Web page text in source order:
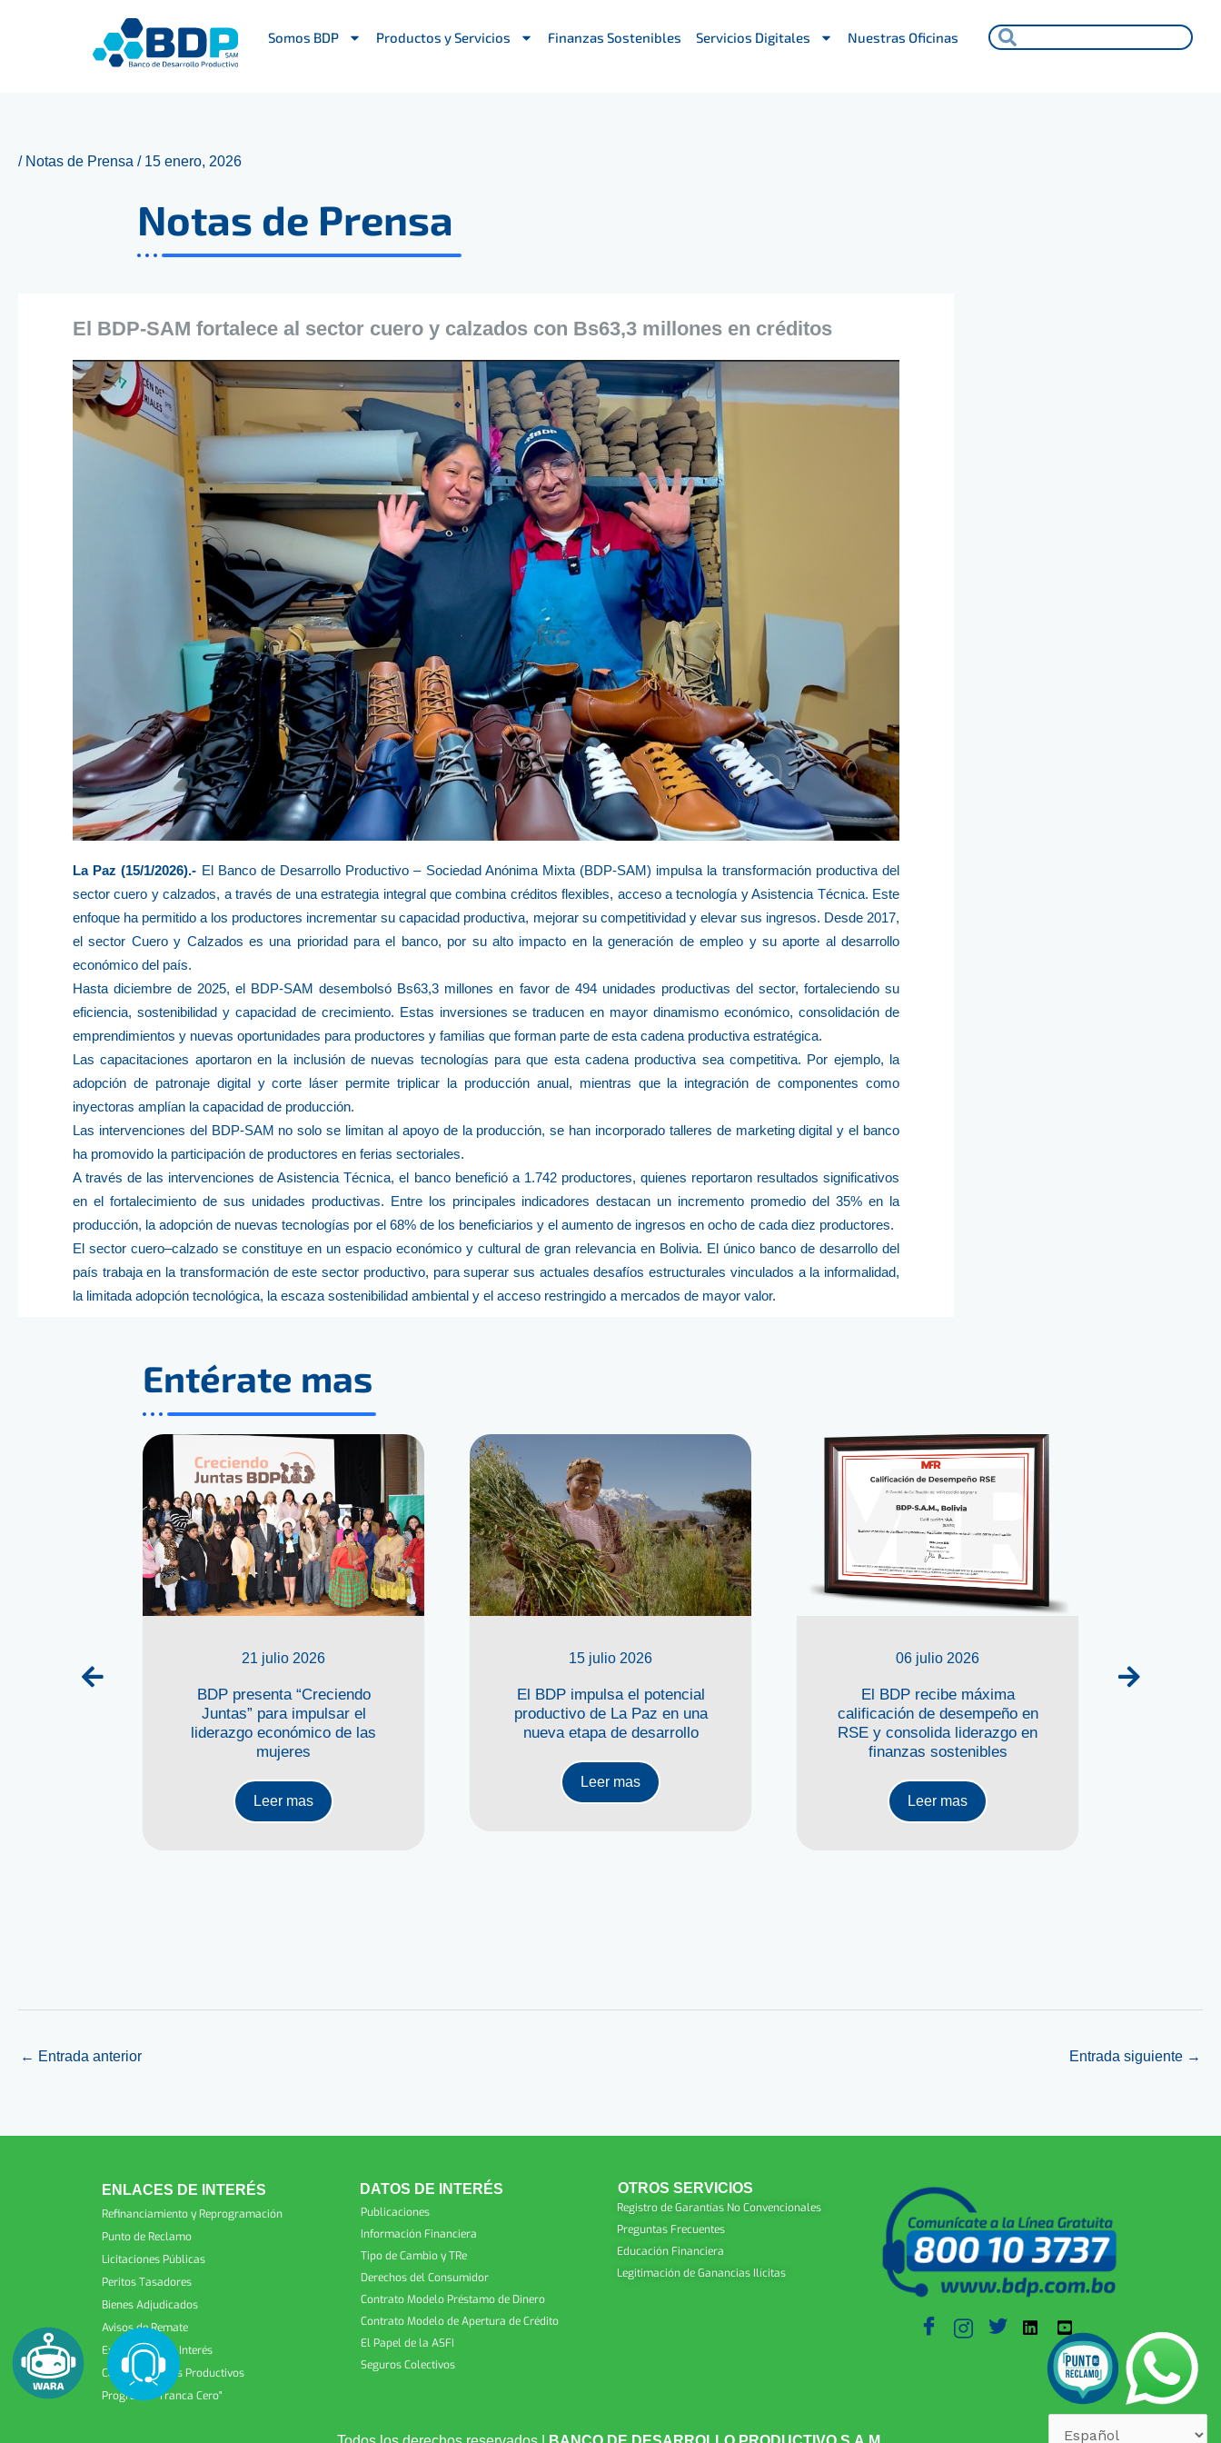
Somos BDP Productos y Servicios Finanzas Sostenibles Servicios Digitales Nuestras Oficinas Search
/ Notas de Prensa / 15 enero, 2026
Notas de Prensa
El BDP-SAM fortalece al sector cuero y calzados con Bs63,3 millones en créditos
La Paz (15/1/2026).- El Banco de Desarrollo Productivo – Sociedad Anónima Mixta (BDP-SAM) impulsa la transformación productiva del
sector cuero y calzados, a través de una estrategia integral que combina créditos flexibles, acceso a tecnología y Asistencia Técnica. Este
enfoque ha permitido a los productores incrementar su capacidad productiva, mejorar su competitividad y elevar sus ingresos. Desde 2017,
el sector Cuero y Calzados es una prioridad para el banco, por su alto impacto en la generación de empleo y su aporte al desarrollo
económico del país.
Hasta diciembre de 2025, el BDP-SAM desembolsó Bs63,3 millones en favor de 494 unidades productivas del sector, fortaleciendo su
eficiencia, sostenibilidad y capacidad de crecimiento. Estas inversiones se traducen en mayor dinamismo económico, consolidación de
emprendimientos y nuevas oportunidades para productores y familias que forman parte de esta cadena productiva estratégica.
Las capacitaciones aportaron en la inclusión de nuevas tecnologías para que esta cadena productiva sea competitiva. Por ejemplo, la
adopción de patronaje digital y corte láser permite triplicar la producción anual, mientras que la integración de componentes como
inyectoras amplían la capacidad de producción.
Las intervenciones del BDP-SAM no solo se limitan al apoyo de la producción, se han incorporado talleres de marketing digital y el banco
ha promovido la participación de productores en ferias sectoriales.
A través de las intervenciones de Asistencia Técnica, el banco benefició a 1.742 productores, quienes reportaron resultados significativos
en el fortalecimiento de sus unidades productivas. Entre los principales indicadores destacan un incremento promedio del 35% en la
producción, la adopción de nuevas tecnologías por el 68% de los beneficiarios y el aumento de ingresos en ocho de cada diez productores.
El sector cuero–calzado se constituye en un espacio económico y cultural de gran relevancia en Bolivia. El único banco de desarrollo del
país trabaja en la transformación de este sector productivo, para superar sus actuales desafíos estructurales vinculados a la informalidad,
la limitada adopción tecnológica, la escaza sostenibilidad ambiental y el acceso restringido a mercados de mayor valor.
Entérate mas
21 julio 2026
BDP presenta “Creciendo
Juntas” para impulsar el
liderazgo económico de las
mujeres
Leer mas
15 julio 2026
El BDP impulsa el potencial
productivo de La Paz en una
nueva etapa de desarrollo
Leer mas
06 julio 2026
El BDP recibe máxima
calificación de desempeño en
RSE y consolida liderazgo en
finanzas sostenibles
Leer mas
← Entrada anterior Entrada siguiente →
ENLACES DE INTERÉS
Refinanciamiento y Reprogramación
Punto de Reclamo
Licitaciones Públicas
Peritos Tasadores
Bienes Adjudicados
Avisos de Remate
Expresiones de Interés
Cartilla Créditos Productivos
Programa "Tranca Cero"
DATOS DE INTERÉS
Publicaciones
Información Financiera
Tipo de Cambio y TRe
Derechos del Consumidor
Contrato Modelo Préstamo de Dinero
Contrato Modelo de Apertura de Crédito
El Papel de la ASFI
Seguros Colectivos
OTROS SERVICIOS
Registro de Garantías No Convencionales
Preguntas Frecuentes
Educación Financiera
Legitimación de Ganancias Ilícitas